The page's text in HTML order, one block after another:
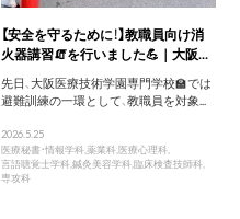
【安全を守るために！】教職員向け消
火器講習🧯を行いました💪｜大阪...
先日、大阪医療技術学園専門学校🏫では
避難訓練の一環として、教職員を対象...
2026.5.25
医療秘書・情報学科,薬業科,医療心理科,
言語聴覚士学科,鍼灸美容学科,臨床検査技師科,
専攻科